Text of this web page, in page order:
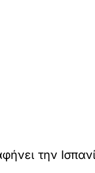
την